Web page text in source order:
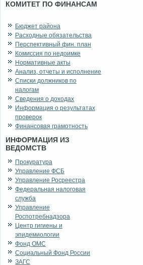
КОМИТЕТ ПО ФИНАНСАМ
Бюджет района
Расходные обязательства
Перспективный фин. план
Комиссия по недоимке
Нормативные акты
Анализ, отчеты и исполнение
Списки должников по
налогам
Сведения о доходах
Информация о результатах
проверок
Финансовая грамотность
ИНФОРМАЦИЯ ИЗ
ВЕДОМСТВ
Прокуратура
Управление ФСБ
Управление Росреестра
Федеральная налоговая
служба
Управление
Роспотребнадзора
Центр гигиены и
эпидемиологии
Фонд ОМС
Социальный Фонд России
ЗАГС